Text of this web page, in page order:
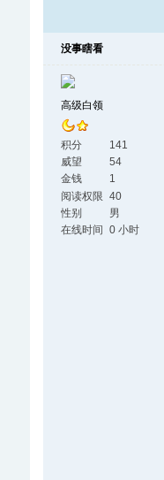
没事瞎看
高级白领
积分
141
威望
54
金钱
1
阅读权限 40
性别
男
在线时间
0 小时